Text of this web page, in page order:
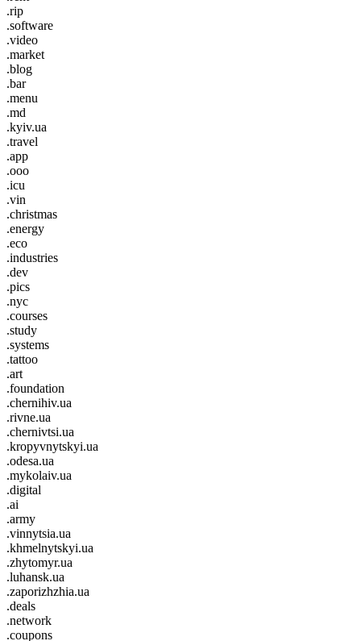
.rip
.software
.video
.market
.blog
.bar
.menu
.md
.kyiv.ua
.travel
.app
.ooo
.icu
.vin
.christmas
.energy
.eco
.industries
.dev
.pics
.nyc
.courses
.study
.systems
.tattoo
.art
.foundation
.chernihiv.ua
.rivne.ua
.chernivtsi.ua
.kropyvnytskyi.ua
.odesa.ua
.mykolaiv.ua
.digital
.ai
.army
.vinnytsia.ua
.khmelnytskyi.ua
.zhytomyr.ua
.luhansk.ua
.zaporizhzhia.ua
.deals
.network
.coupons